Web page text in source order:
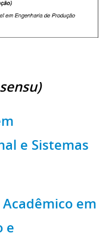
e Sistemas
em
e